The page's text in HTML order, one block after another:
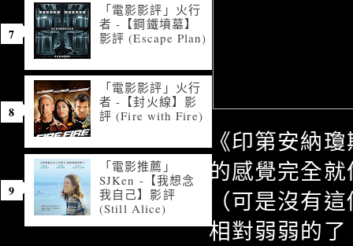
《印第安納
的感覺完全
（可是沒有
相對弱弱的了
「電影影評」火行
者 -【鋼鐵墳墓】
影評 (Escape Plan)
「電影影評」火行
者 -【封火線】影
評 (Fire with Fire)
「電影推薦」
SJKen -【我想念
我自己】影評
(Still Alice)